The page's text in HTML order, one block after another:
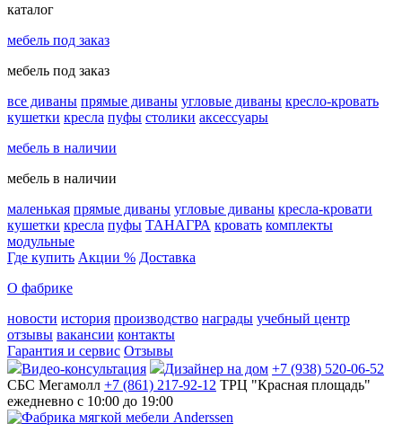
каталог
мебель под заказ
мебель под заказ
все диваны прямые диваны угловые диваны кресло-кровать
кушетки кресла пуфы столики аксессуары
мебель в наличии
мебель в наличии
маленькая прямые диваны угловые диваны кресла-кровати
кушетки кресла пуфы ТАНАГРА кровать комплекты
модульные
Где купить Акции % Доставка
О фабрике
новости история производство награды учебный центр
отзывы вакансии контакты
Гарантия и сервис Отзывы
Видео-консультация
Дизайнер на дом +7 (938) 520-06-52
СБС Мегамолл +7 (861) 217-92-12 ТРЦ "Красная площадь"
ежедневно с 10:00 до 19:00